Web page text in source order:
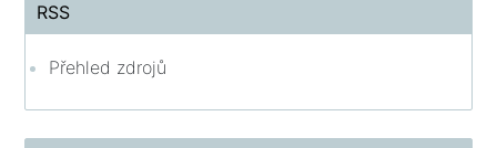
RSS
Přehled zdrojů